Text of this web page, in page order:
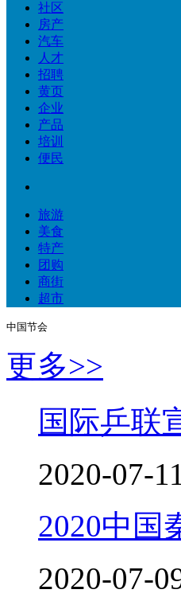
社区
房产
汽车
人才
招聘
黄页
企业
产品
培训
便民
旅游
美食
特产
团购
商街
超市
中国节会
更多>>
国际乒联
2020-07-
2020中国
2020-07-